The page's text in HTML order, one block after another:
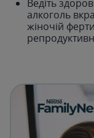
Ведіть
алкоголь
жіночій